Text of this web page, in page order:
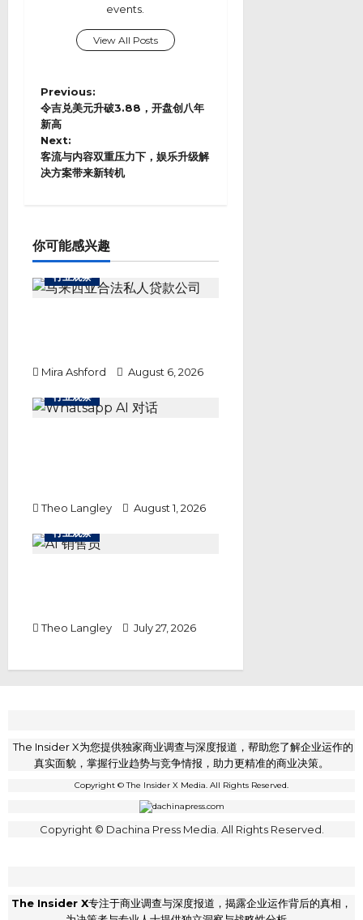
events.
View All Posts
P
o
s
t
n
a
a
t
i
o
Previous:
令吉兑美元升破3.88，开盘创八年
新高
Next:
客流与内容双重压力下，娱乐升级解
决方案带来新转机
你可能感兴趣
行业观察
Mira Ashford August 6, 2026
行业观察
Theo Langley August 1, 2026
行业观察
Theo Langley July 27, 2026
The Insider X为您提供独家商业调查与深度报道，帮助您了解企业运作的
真实面貌，掌握行业趋势与竞争情报，助力更精准的商业决策。
Copyright © The Insider X Media. All Rights Reserved.
Copyright © Dachina Press Media. All Rights Reserved.
The Insider X专注于商业调查与深度报道，揭露企业运作背后的真相，